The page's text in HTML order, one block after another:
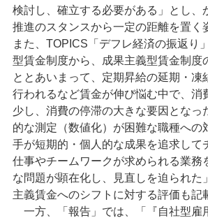
検討し、確立する必要がある」とし、
推進のスタンスから一定の距離を置く
また、TOPICS「デフレ経済の振返り
型賃金制度から、成果主義型賃金制度
ととあいまって、定期昇給の延期・凍
行われるなど賃金が伸び悩む中で、消
少し、消費の停滞の大きな要因となっ
的な測定（数値化）が困難な職種への
手が短期的・個人的な成果を追求して
仕事やチームワークが求められる業務
な問題が顕在化し、見直しを迫られた
主義賃金へのシフトに対する評価も記
一方、「報告」では、「『自社型雇